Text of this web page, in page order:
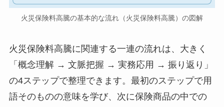
火災保険料高騰の基本的な流れ（火災保険料高騰）の図解
火災保険料高騰に関連する一連の流れは、大きく
「概念理解 → 文脈把握 → 実務応用 → 振り返り」
の4ステップで整理できます。最初のステップで用
語そのものの意味を学び、次に保険商品の中での